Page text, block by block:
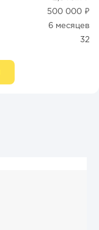
500 000 ₽
6 месяцев
32